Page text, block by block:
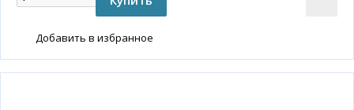
Добавить в избранное